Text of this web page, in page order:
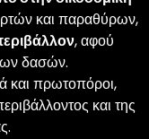
και παραθύρων,
, αφού
δασών.
και πρωτοπόροι,
και της